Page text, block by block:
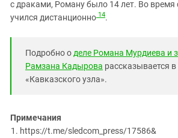
с драками, Роману было 14 лет. Во время
учился дистанционно 14.
Подробно о деле Романа Мурдиева и
Рамзана Кадырова рассказывается
«Кавказского узла».
Примечания
https://t.me/sledcom_press/17586&